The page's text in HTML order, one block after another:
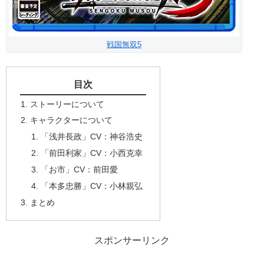
戦国無双5
目次
ストーリーについて
キャラクターについて
「浅井長政」CV：神谷浩史
「前田利家」CV：小西克幸
「お市」CV：前田愛
「本多忠勝」CV：小林親弘
まとめ
スポンサーリンク